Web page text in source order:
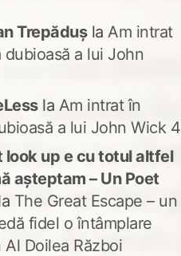
Trepădușla Am intrat
dubioasă a lui John
la Am intrat în
a lui John Wick 4
look up e cu totul altfel
așteptam – Un Poet
The Great Escape – un
fidel o întâmplare
Al Doilea Război